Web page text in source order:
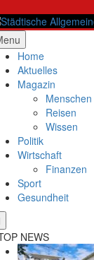
to
content Allgemeine
Home
Aktuelles
Magazin
Menschen
Reisen
Wissen
Politik
Wirtschaft
Finanzen
Sport
Gesundheit
NEWS